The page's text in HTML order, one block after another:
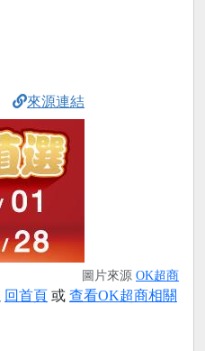
來源連結
圖片來源 OK超商
回首頁 或 查看OK超商相關